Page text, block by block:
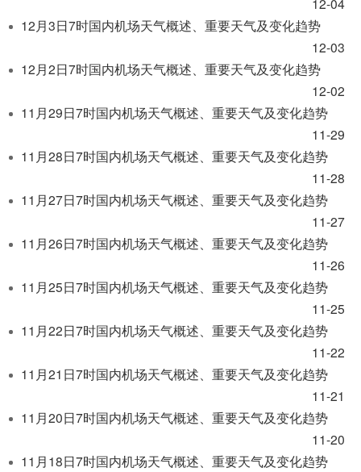
12月3日7时国内机场天气概述、重要天气及变化趋势
12-03
12月2日7时国内机场天气概述、重要天气及变化趋势
12-02
11月29日7时国内机场天气概述、重要天气及变化趋势
11-29
11月28日7时国内机场天气概述、重要天气及变化趋势
11-28
11月27日7时国内机场天气概述、重要天气及变化趋势
11-27
11月26日7时国内机场天气概述、重要天气及变化趋势
11-26
11月25日7时国内机场天气概述、重要天气及变化趋势
11-25
11月22日7时国内机场天气概述、重要天气及变化趋势
11-22
11月21日7时国内机场天气概述、重要天气及变化趋势
11-21
11月20日7时国内机场天气概述、重要天气及变化趋势
11-20
11月18日7时国内机场天气概述、重要天气及变化趋势
打
导